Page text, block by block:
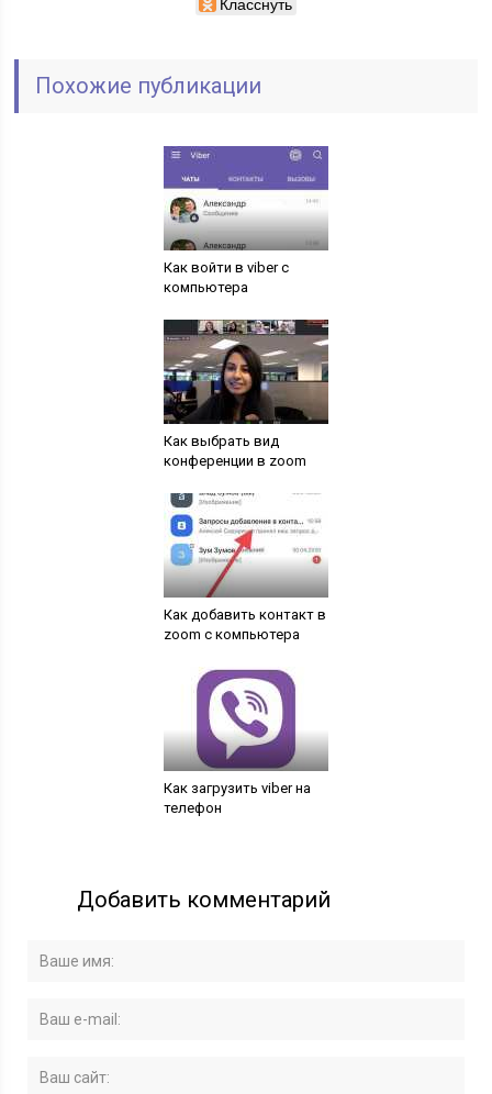
Похожие публикации
Как войти в viber с
компьютера
Как выбрать вид
конференции в zoom
Как добавить контакт в
zoom с компьютера
Как загрузить viber на
телефон
Добавить комментарий